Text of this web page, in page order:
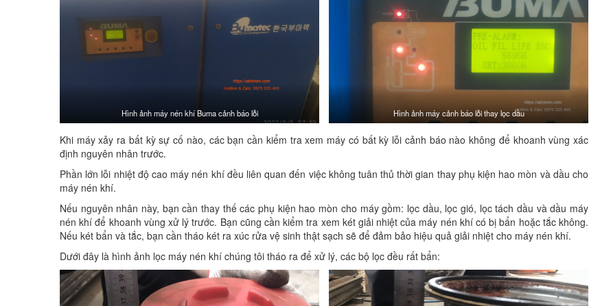
Hình ảnh máy nén khí Buma cảnh báo lỗi Hình ảnh máy cảnh báo lỗi thay lọc dầu
Khi máy xảy ra bất kỳ sự cố nào, các bạn cần kiểm tra xem máy có bất kỳ lỗi cảnh báo nào không để khoanh vùng xác
định nguyên nhân trước.
Phần lớn lỗi nhiệt độ cao máy nén khí đều liên quan đến việc không tuân thủ thời gian thay phụ kiện hao mòn và dầu cho
máy nén khí.
Nếu nguyên nhân này, bạn cần thay thế các phụ kiện hao mòn cho máy gồm: lọc dầu, lọc gió, lọc tách dầu và dầu máy
nén khí để khoanh vùng xử lý trước. Bạn cũng cần kiểm tra xem két giải nhiệt của máy nén khí có bị bẩn hoặc tắc không.
Nếu két bẩn và tắc, bạn cần tháo két ra xúc rửa vệ sinh thật sạch sẽ để đảm bảo hiệu quả giải nhiệt cho máy nén khí.
Dưới đây là hình ảnh lọc máy nén khí chúng tôi tháo ra để xử lý, các bộ lọc đều rất bẩn: